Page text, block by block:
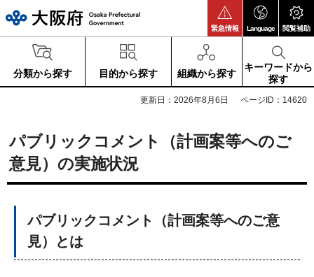
緊急情報 Language 閲覧補助
分類から探す 目的から探す 組織から探す
キーワードから
探す
更新日：2026年8月6日 ページID：14620
パブリックコメント（計画案等へのご
意見）の実施状況
パブリックコメント（計画案等へのご意
見）とは